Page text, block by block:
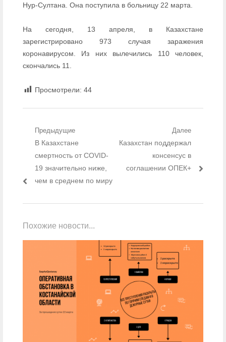
Нур-Султана. Она поступила в больницу 22 марта.
На сегодня, 13 апреля, в Казахстане
зарегистрировано 973 случая заражения
коронавирусом. Из них вылечились 110 человек,
скончались 11.
Просмотрели: 44
Навигация по записям
Предыдущие
Предыдущий пост:
В Казахстане
смертность от COVID-
19 значительно ниже,
чем в среднем по миру
Далее
Следующий пост:
Казахстан поддержал
консенсус в
соглашении ОПЕК+
Похожие новости...